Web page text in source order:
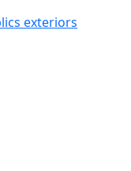
exteriors